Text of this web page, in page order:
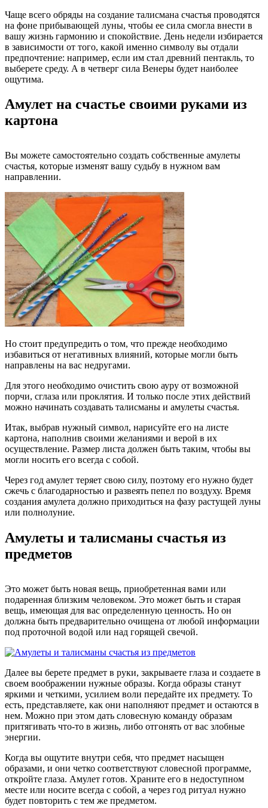
Чаще всего обряды на создание талисмана счастья проводятся
на фоне прибывающей луны, чтобы ее сила смогла внести в
вашу жизнь гармонию и спокойствие. День недели избирается
в зависимости от того, какой именно символу вы отдали
предпочтение: например, если им стал древний пентакль, то
выберете среду. А в четверг сила Венеры будет наиболее
ощутима.
Амулет на счастье своими руками из
картона
Вы можете самостоятельно создать собственные амулеты
счастья, которые изменят вашу судьбу в нужном вам
направлении.
Но стоит предупредить о том, что прежде необходимо
избавиться от негативных влияний, которые могли быть
направлены на вас недругами.
Для этого необходимо очистить свою ауру от возможной
порчи, сглаза или проклятия. И только после этих действий
можно начинать создавать талисманы и амулеты счастья.
Итак, выбрав нужный символ, нарисуйте его на листе
картона, наполнив своими желаниями и верой в их
осуществление. Размер листа должен быть таким, чтобы вы
могли носить его всегда с собой.
Через год амулет теряет свою силу, поэтому его нужно будет
сжечь с благодарностью и развеять пепел по воздуху. Время
создания амулета должно приходиться на фазу растущей луны
или полнолуние.
Амулеты и талисманы счастья из
предметов
Это может быть новая вещь, приобретенная вами или
подаренная близким человеком. Это может быть и старая
вещь, имеющая для вас определенную ценность. Но он
должна быть предварительно очищена от любой информации
под проточной водой или над горящей свечой.
Далее вы берете предмет в руки, закрываете глаза и создаете в
своем воображении нужные образы. Когда образы станут
яркими и четкими, усилием воли передайте их предмету. То
есть, представляете, как они наполняют предмет и остаются в
нем. Можно при этом дать словесную команду образам
притягивать что-то в жизнь, либо отгонять от вас злобные
энергии.
Когда вы ощутите внутри себя, что предмет насыщен
образами, и они четко соответствуют словесной программе,
откройте глаза. Амулет готов. Храните его в недоступном
месте или носите всегда с собой, а через год ритуал нужно
будет повторить с тем же предметом.